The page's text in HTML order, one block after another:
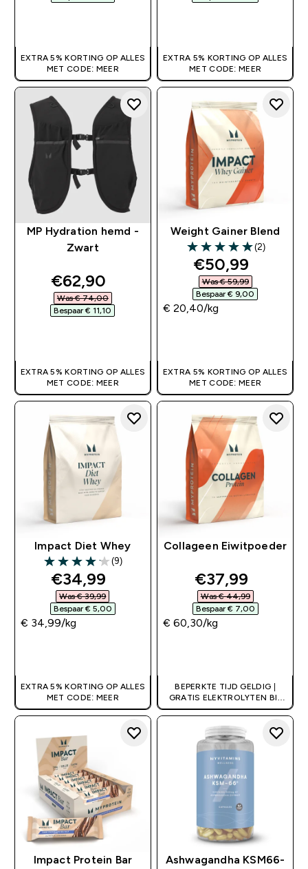
EXTRA 5% KORTING OP ALLES
MET CODE: MEER
EXTRA 5% KORTING OP ALLES
MET CODE: MEER
MP Hydration hemd -
Zwart
discounted price
€62,90‎
Was € 74,00‎
Bespaar € 11,10‎
EXTRA 5% KORTING OP ALLES
MET CODE: MEER
Weight Gainer Blend
5 out of 5 stars
(2)
discounted
€50,99‎
Was € 59,99‎
Bespaar € 9,00‎
€ 20,40‎/kg
EXTRA 5% KORTING OP ALLES
MET CODE: MEER
Impact Diet Whey
4.11 out of 5 stars
(9)
discounted price
€34,99‎
Was € 39,99‎
Bespaar € 5,00‎
€ 34,99‎/kg
EXTRA 5% KORTING OP ALLES
MET CODE: MEER
Collageen Eiwitpoeder
discounted
€37,99‎
Was € 44,99‎
Bespaar € 7,00‎
€ 60,30‎/kg
BEPERKTE TIJD GELDIG |
GRATIS ELEKTROLYTEN BIJ
GESELECTEERD COLLAGEEN
EIWITTEN
Impact Protein Bar
Ashwagandha KSM66-